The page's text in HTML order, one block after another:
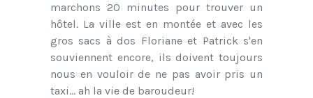
marchons 20 minutes pour trouver un
hôtel. La ville est en montée et avec les
gros sacs à dos Floriane et Patrick s'en
souviennent encore, ils doivent toujours
nous en vouloir de ne pas avoir pris un
taxi... ah la vie de baroudeur!